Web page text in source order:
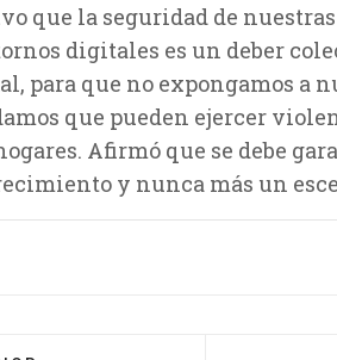
que la seguridad de
digitales es un deber
para que no expongamos a
que pueden ejercer
Afirmó que se debe
y nunca más un